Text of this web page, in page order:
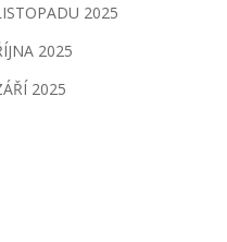
2025
2025
2025